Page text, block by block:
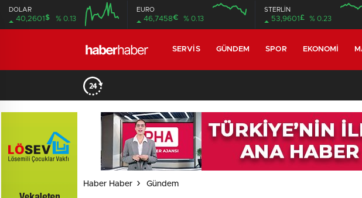
DOLAR
40,2601 $ % 0.13
EURO
46,7458€ % 0.13
STERLİN
53,9601 £ % 0.23
SERVIS GÜNDEM SPOR EKONOMI
Haber Haber Gündem